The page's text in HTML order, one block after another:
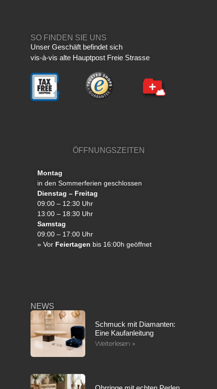
SO FINDEN SIE UNS
Unser Geschäft befindet sich
vis-à-vis alte Hauptpost Freie Strasse
ÖFFNUNGSZEITEN
Montag
in den Sommerferien geschlossen
Dienstag – Freitag
09:00 – 12:30 Uhr
13:00 – 18:30 Uhr
Samstag
09:00 – 17:00 Uhr
» Vor Feiertagen bis 16:00h geöffnet
NEWS
Schmuck mit Diamanten:
Eine Kaufanleitung
Weiterlesen »